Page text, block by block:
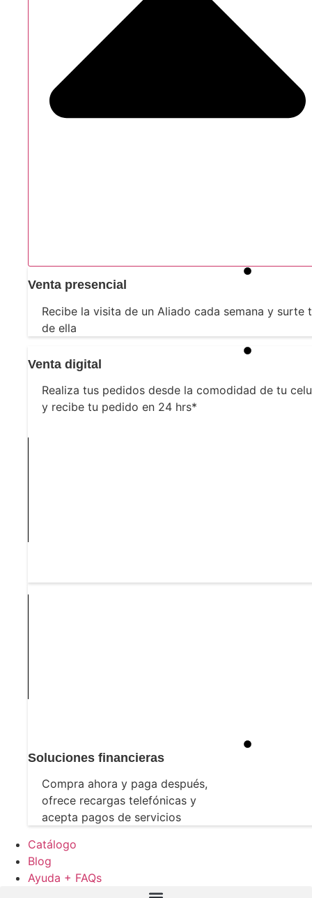
Venta presencial
Recibe la visita de un Aliado cada semana y surte
de ella
Venta digital
Realiza tus pedidos desde la comodidad de tu
y recibe tu pedido en 24 hrs*
Soluciones financieras
Compra ahora y paga después,
ofrece recargas telefónicas y
acepta pagos de servicios
Catálogo
Blog
Ayuda + FAQs